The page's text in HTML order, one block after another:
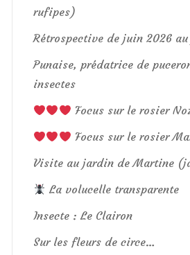
rufipes)
Rétrospective de juin 2026
Punaise, prédatrice de
insectes
Focus sur le rosier
Focus sur le rosier
Visite au jardin de Martine
La volucelle transparente
Insecte : Le Clairon
Sur les fleurs de circe…